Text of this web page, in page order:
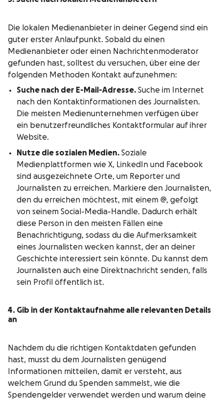
Die lokalen Medienanbieter in deiner Gegend sind ein
guter erster Anlaufpunkt. Sobald du einen
Medienanbieter oder einen Nachrichtenmoderator
gefunden hast, solltest du versuchen, über eine der
folgenden Methoden Kontakt aufzunehmen:
Suche nach der E-Mail-Adresse. Suche im Internet
nach den Kontaktinformationen des Journalisten.
Die meisten Medienunternehmen verfügen über
ein benutzerfreundliches Kontaktformular auf ihrer
Website.
Nutze die sozialen Medien. Soziale
Medienplattformen wie X, LinkedIn und Facebook
sind ausgezeichnete Orte, um Reporter und
Journalisten zu erreichen. Markiere den Journalisten,
den du erreichen möchtest, mit einem @, gefolgt
von seinem Social-Media-Handle. Dadurch erhält
diese Person in den meisten Fällen eine
Benachrichtigung, sodass du die Aufmerksamkeit
eines Journalisten wecken kannst, der an deiner
Geschichte interessiert sein könnte. Du kannst dem
Journalisten auch eine Direktnachricht senden, falls
sein Profil öffentlich ist.
4. Gib in der Kontaktaufnahme alle relevanten Details
an
Nachdem du die richtigen Kontaktdaten gefunden
hast, musst du dem Journalisten genügend
Informationen mitteilen, damit er versteht, aus
welchem Grund du Spenden sammelst, wie die
Spendengelder verwendet werden und warum deine